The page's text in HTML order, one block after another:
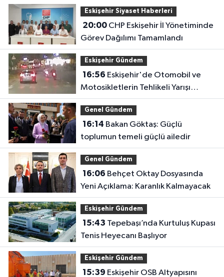
Eskişehir Siyaset Haberleri
20:00CHP Eskişehir İl Yönetiminde
Görev Dağılımı Tamamlandı
Eskişehir Gündem
16:56
Motosikletlerin Tehlikeli Yarışı
Kamerada
Genel Gündem
16:14
toplumun temeli güçlü ailedir
Genel Gündem
16:06
Yeni Açıklama: Karanlık Kalmayacak
Eskişehir Gündem
15:43
Tenis Heyecanı Başlıyor
Eskişehir Gündem
15:39